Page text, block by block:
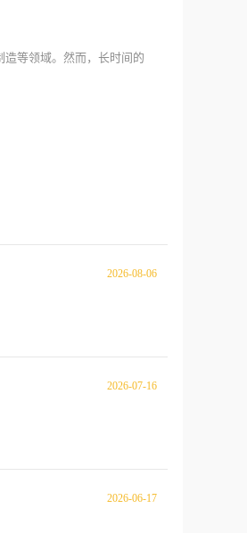
等领域。然而，长时间的
2026-08-06
2026-07-16
2026-06-17